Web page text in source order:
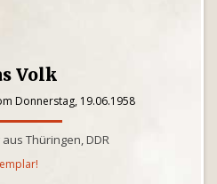
Volk
Donnerstag, 19.06.1958
Thüringen, DDR